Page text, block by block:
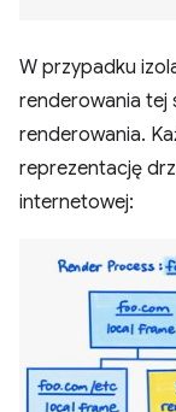
W przypadku
renderowania
renderowania.
reprezentację
internetowej: